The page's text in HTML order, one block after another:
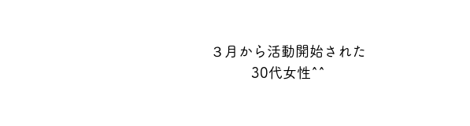
３月から活動開始された
30代女性^^